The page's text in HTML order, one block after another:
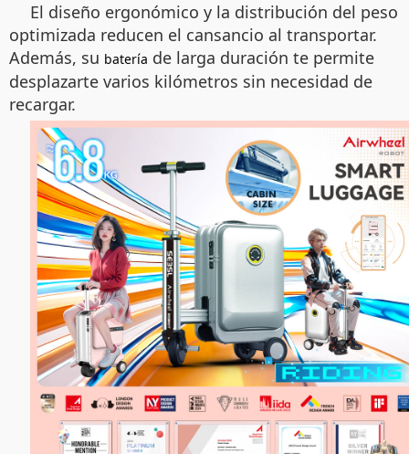
El diseño ergonómico y la distribución del peso
optimizada reducen el cansancio al transportar.
Además, su batería de larga duración te permite
desplazarte varios kilómetros sin necesidad de
recargar.